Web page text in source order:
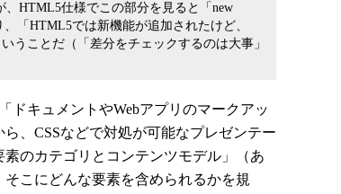
、HTML5仕様でこの部分を見ると「new
「HTML5では新機能が追加されたけど、
うことだ（「差分をチェックするのは大事」
キュメントやWebアプリのマークアッ
、CSSなどで対処が可能なプレゼンテー
のカテゴリとコンテンツモデル」（あ
こにどんな要素を含められるかを規